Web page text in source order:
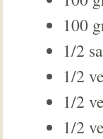
100
1/2
1/2
1/2
1/2